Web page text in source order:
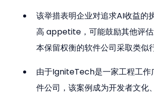
该举措表明企业对追求AI收益的
高 appetite，可能鼓励其他评
本保留权衡的软件公司采取类似
由于IgniteTech是一家工程工作
件公司，该案例成为开发者文化